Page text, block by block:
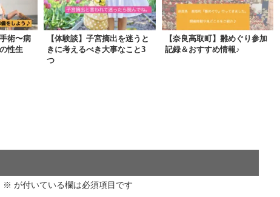
術〜病
性生
【体験談】子宮摘出を迷うと
きに考えるべき大事なこと3
つ
【奈良高取町】雛めぐり参加
記録＆おすすめ情報♪
※ が付いている欄は必須項目です